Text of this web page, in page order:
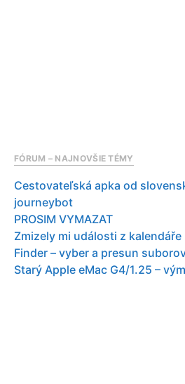
FÓRUM – NAJNOVŠIE TÉMY
Cestovateľská apka od
journeybot
PROSIM VYMAZAT
Zmizely mi události z kalendáře
Finder – vyber a presun
Starý Apple eMac G4/1.25 –